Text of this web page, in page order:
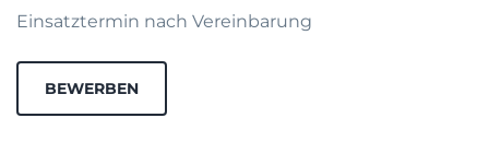
Einsatztermin nach Vereinbarung
BEWERBEN